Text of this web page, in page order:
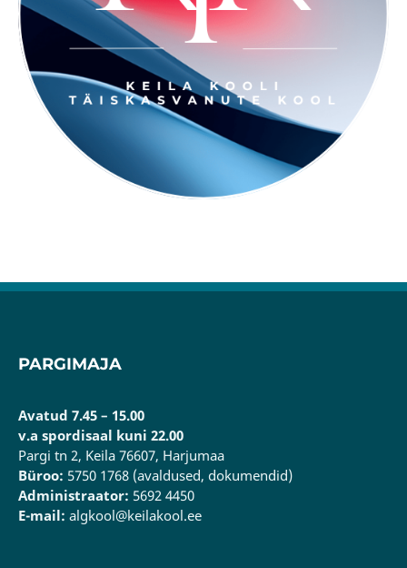
PARGIMAJA
Avatud 7.45 – 15.00
v.a spordisaal kuni 22.00
Pargi tn 2, Keila 76607, Harjumaa
Büroo: 5750 1768 (avaldused, dokumendid)
Administraator: 5692 4450
E-mail: algkool@keilakool.ee